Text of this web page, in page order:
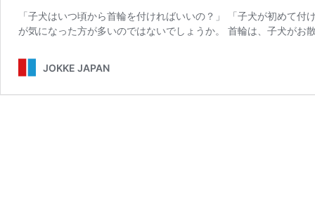
「子犬はいつ頃から首輪を付ければいいの？」 「子犬が初めて
が気になった方が多いのではないでしょうか。 首輪は、子犬が
JOKKE JAPAN